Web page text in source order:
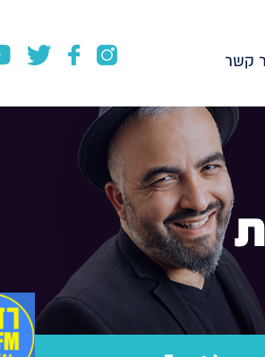
קשר